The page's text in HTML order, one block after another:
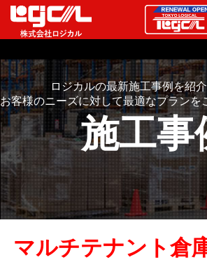
ロジカルの最新施工事例を紹
お客様のニーズに対して最適なプランを
施工事
マルチテナント倉